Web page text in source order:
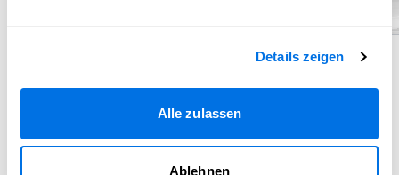
Details zeigen
Alle zulassen
Ablehnen
Abgelaufen